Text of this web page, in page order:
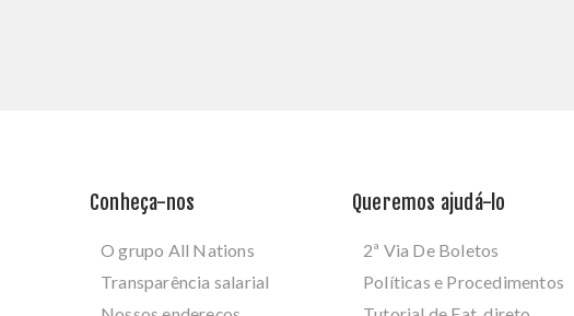
Conheça-nos
O grupo All Nations
Transparência salarial
Queremos ajudá-lo
2ª Via De Boletos
Políticas e Procedimentos